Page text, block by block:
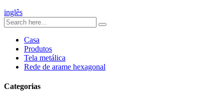
inglês
Casa
Produtos
Tela metálica
Rede de arame hexagonal
Categorias